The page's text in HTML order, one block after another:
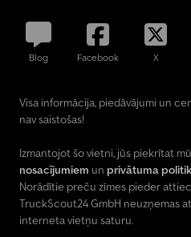
Blog Facebook X
Visa informācija, piedāvājumi un
nav saistošas!
Izmantojot šo vietni, jūs piekrītat
nosacījumiem un privātuma
Norādītie preču zīmes pieder
TruckScout24 GmbH neuzņemas
interneta vietņu saturu.